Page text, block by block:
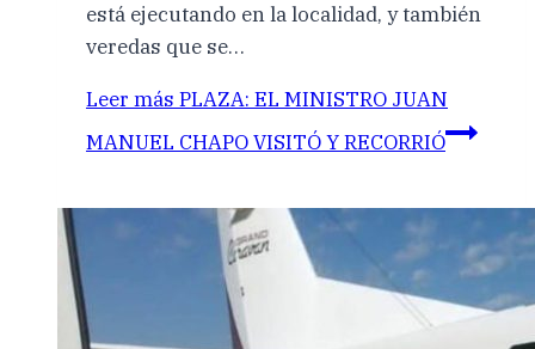
está ejecutando en la localidad, y también
veredas que se…
Leer más PLAZA: EL MINISTRO JUAN
MANUEL CHAPO VISITÓ Y RECORRIÓ